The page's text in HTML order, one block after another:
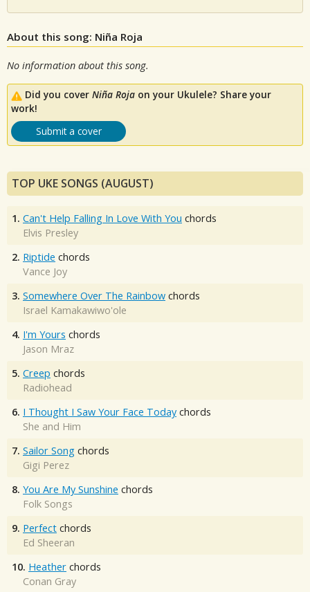
About this song: Niña Roja
No information about this song.
Did you cover Niña Roja on your Ukulele? Share your
work!
Submit a cover
TOP UKE SONGS (AUGUST)
1. Can't Help Falling In Love With You chords
Elvis Presley
2. Riptide chords
Vance Joy
3. Somewhere Over The Rainbow chords
Israel Kamakawiwo'ole
4. I'm Yours chords
Jason Mraz
5. Creep chords
Radiohead
6. I Thought I Saw Your Face Today chords
She and Him
7. Sailor Song chords
Gigi Perez
8. You Are My Sunshine chords
Folk Songs
9. Perfect chords
Ed Sheeran
10. Heather chords
Conan Gray